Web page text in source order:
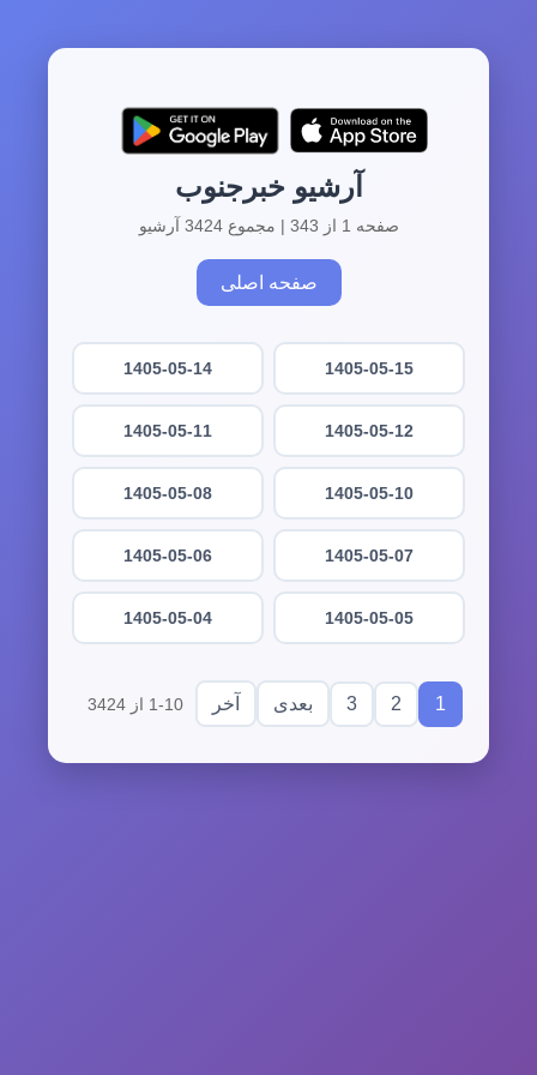
آرشیو خبرجنوب
صفحه 1 از 343 | مجموع 3424 آرشیو
صفحه اصلی
1405-05-15
1405-05-14
1405-05-12
1405-05-11
1405-05-10
1405-05-08
1405-05-07
1405-05-06
1405-05-05
1405-05-04
1
2
3 بعدی آخر 1-10 از 3424